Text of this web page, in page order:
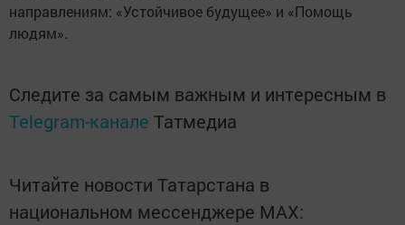
направлениям: «Устойчивое будущее» и «Помощь
людям».
Следите за самым важным и интересным в
Telegram-канале Татмедиа
Читайте новости Татарстана в
национальном мессенджере MАХ: